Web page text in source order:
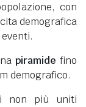
con
demografica
piramide fino
demografico.
non più uniti